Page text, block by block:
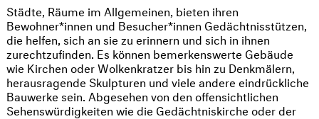
Städte, Räume im Allgemeinen, bieten ihren
Bewohner*innen und Besucher*innen Gedächtnisstützen,
die helfen, sich an sie zu erinnern und sich in ihnen
zurechtzufinden. Es können bemerkenswerte Gebäude
wie Kirchen oder Wolkenkratzer bis hin zu Denkmälern,
herausragende Skulpturen und viele andere eindrückliche
Bauwerke sein. Abgesehen von den offensichtlichen
Sehenswürdigkeiten wie die Gedächtniskirche oder der